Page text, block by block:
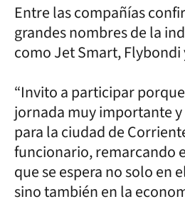
Entre las compañías
grandes nombres de la
como Jet Smart,
“Invito a participar
jornada muy importante
para la ciudad de
funcionario, remarcando
que se espera no solo en
sino también en la